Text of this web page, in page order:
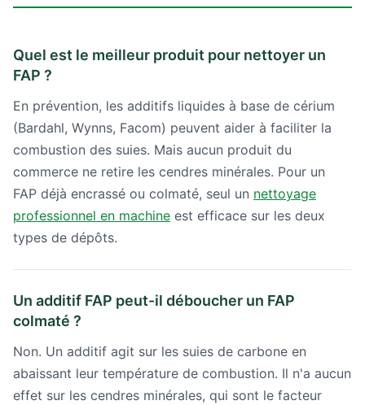
Quel est le meilleur produit pour nettoyer un
FAP ?
En prévention, les additifs liquides à base de cérium
(Bardahl, Wynns, Facom) peuvent aider à faciliter la
combustion des suies. Mais aucun produit du
commerce ne retire les cendres minérales. Pour un
FAP déjà encrassé ou colmaté, seul un nettoyage
professionnel en machine est efficace sur les deux
types de dépôts.
Un additif FAP peut-il déboucher un FAP
colmaté ?
Non. Un additif agit sur les suies de carbone en
abaissant leur température de combustion. Il n'a aucun
effet sur les cendres minérales, qui sont le facteur